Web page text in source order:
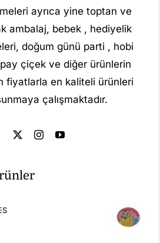
ayrıca yine toptan ve
ambalaj, bebek , hediyelik
doğum günü parti , hobi
çiçek ve diğer ürünlerin
fiyatlarla en kaliteli ürünleri
çalışmaktadır.